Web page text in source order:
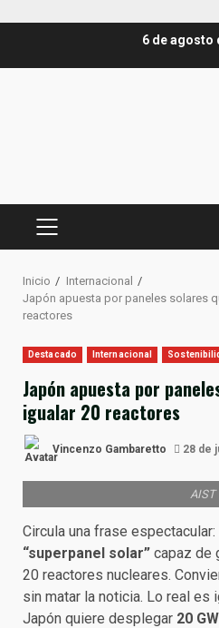
6 de agosto
MENÚ
Inicio
Internacional
Japón apuesta por paneles solares
reactores
Destacado Internacional
Japón apuesta por
igualar 20 reactores
Vincenzo Gambaretto 28 de
AIST
Circula una frase
“superpanel solar” capaz de
20 reactores nucleares.
sin matar la noticia. Lo real es
Japón quiere desplegar 20